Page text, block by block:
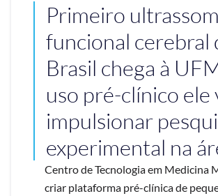
Primeiro ultrassom
funcional cerebral
Brasil chega à
uso pré-clínico ele
impulsionar
experimental na
Centro de Tecnologia em Medicina
criar plataforma pré-clínica de